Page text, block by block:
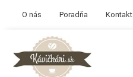
O nás Poradňa Kontakt